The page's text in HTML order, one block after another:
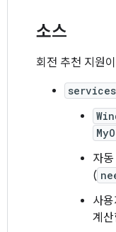
소스
회전 추천 지원
자
(
사
계